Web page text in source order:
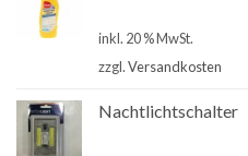
inkl. 20 % MwSt.
zzgl.Versandkosten
Nachtlichtschalter